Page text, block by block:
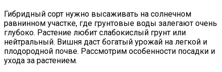
Гибридный сорт нужно высаживать на солнечном
равнинном участке, где грунтовые воды залегают очень
глубоко. Растение любит слабокислый грунт или
нейтральный. Вишня даст богатый урожай на легкой и
плодородной почве. Рассмотрим особенности посадки и
ухода за растением.